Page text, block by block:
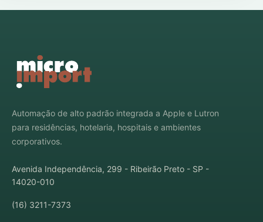
Automação de alto padrão integrada a Apple e Lutron
para residências, hotelaria, hospitais e ambientes
corporativos.
Avenida Independência, 299 - Ribeirão Preto - SP -
14020-010
(16) 3211-7373